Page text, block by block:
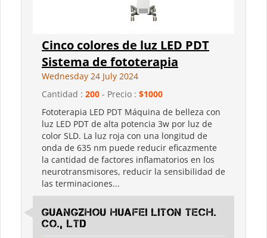
Cinco colores de luz LED PDT
Sistema de fototerapia
Wednesday 24 July 2024
Cantidad : 200 - Precio : $1000
Fototerapia LED PDT Máquina de belleza con
luz LED PDT de alta potencia 3w por luz de
color SLD. La luz roja con una longitud de
onda de 635 nm puede reducir eficazmente
la cantidad de factores inflamatorios en los
neurotransmisores, reducir la sensibilidad de
las terminaciones...
Guangzhou Huafei Liton Tech.
Co., Ltd